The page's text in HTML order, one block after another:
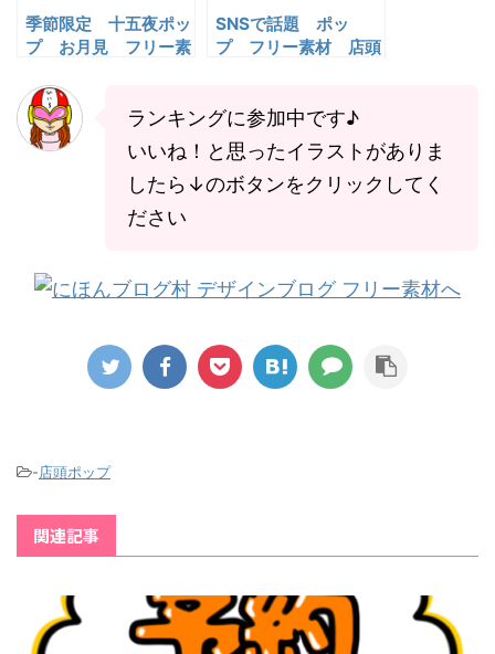
季節限定 十五夜ポッ
プ お月見 フリー素
ラスト
SNSで話題 ポッ
プ フリー素材 店頭
ランキングに参加中です♪
いいね！と思ったイラストがありま
したら↓のボタンをクリックしてく
ださい
-店頭ポップ
関連記事